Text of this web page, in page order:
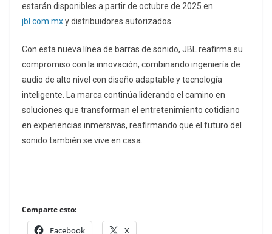
estarán disponibles a partir de octubre de 2025 en
jbl.com.mxy distribuidores autorizados.
Con esta nueva línea de barras de sonido, JBL reafirma su
compromiso con la innovación, combinando ingeniería de
audio de alto nivel con diseño adaptable y tecnología
inteligente. La marca continúa liderando el camino en
soluciones que transforman el entretenimiento cotidiano
en experiencias inmersivas, reafirmando que el futuro del
sonido también se vive en casa.
Comparte esto:
Facebook X